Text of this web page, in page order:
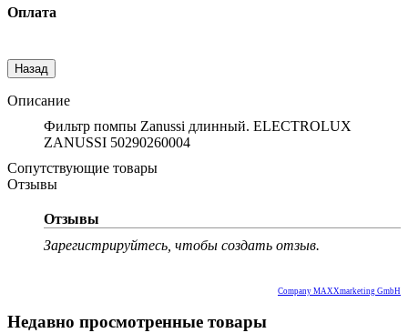
Оплата
Описание
Фильтр помпы Zanussi длинный. ELECTROLUX
ZANUSSI 50290260004
Сопутствующие товары
Отзывы
Отзывы
Зарегистрируйтесь, чтобы создать отзыв.
Company MAXXmarketing GmbH
Недавно просмотренные товары